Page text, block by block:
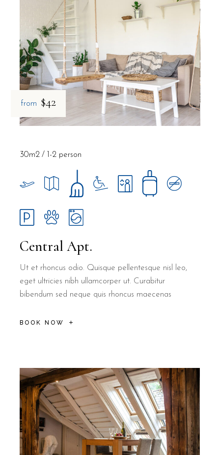
from $42
Central Apt.
Ut et rhoncus odio. Quisque pellentesque nisl leo,
eget ultricies nibh ullamcorper ut. Curabitur
bibendum sed neque quis rhoncus maecenas
BOOK NOW
30m2 1-2 person